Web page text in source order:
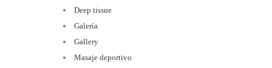
Deep tissue
Galería
Gallery
Masaje deportivo